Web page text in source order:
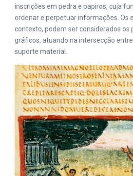
inscrições em pedra e papiros, cuja
ordenar e perpetuar informações. Os
contexto, podem ser considerados os
gráficos, atuando na intersecção
suporte material​.